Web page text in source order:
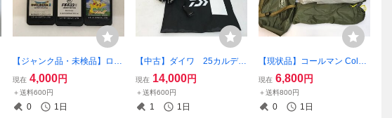
【ジャンク品・未検品】ロム
のみ ニンテンドースイッ
チ ソフト 6本セット ～ポ
ケットモンスター ピカチュ
ウ 他【ゲーム-598】
現在 4,000円
＋送料600円
0 1日
【中古】ダイワ 25カルディ
アFCLT2000S-H 00060402
【釣-565】
現在 14,000円
＋送料600円
1 1日
【現状品】コールマン Cole
man ツーリングドーム/LX
2000038142 【家電-7
現在 6,800円
＋送料800円
0 1日